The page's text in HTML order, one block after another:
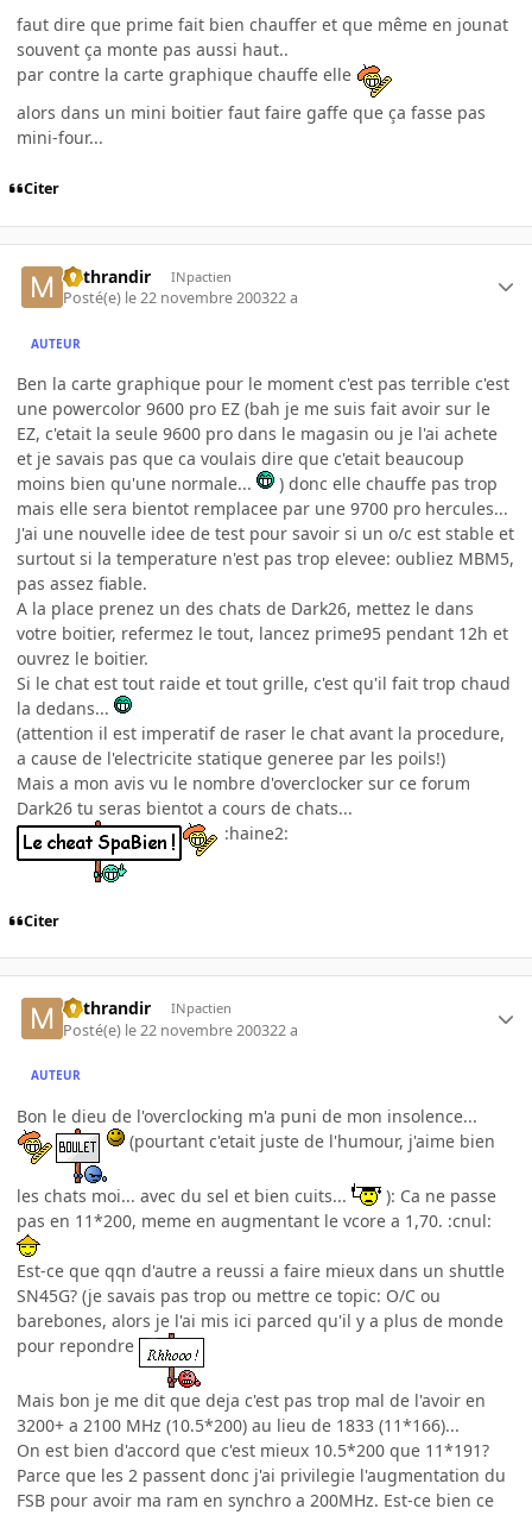
faut dire que prime fait bien chauffer et que même en jounat
souvent ça monte pas aussi haut..
par contre la carte graphique chauffe elle
alors dans un mini boitier faut faire gaffe que ça fasse pas
mini-four...
Citer
Mithrandir INpactien
Posté(e) le 22 novembre 200322 a
AUTEUR
Ben la carte graphique pour le moment c'est pas terrible c'est
une powercolor 9600 pro EZ (bah je me suis fait avoir sur le
EZ, c'etait la seule 9600 pro dans le magasin ou je l'ai achete
et je savais pas que ca voulais dire que c'etait beaucoup
moins bien qu'une normale...
) donc elle chauffe pas trop
mais elle sera bientot remplacee par une 9700 pro hercules...
J'ai une nouvelle idee de test pour savoir si un o/c est stable et
surtout si la temperature n'est pas trop elevee: oubliez MBM5,
pas assez fiable.
A la place prenez un des chats de Dark26, mettez le dans
votre boitier, refermez le tout, lancez prime95 pendant 12h et
ouvrez le boitier.
Si le chat est tout raide et tout grille, c'est qu'il fait trop chaud
la dedans...
(attention il est imperatif de raser le chat avant la procedure,
a cause de l'electricite statique generee par les poils!)
Mais a mon avis vu le nombre d'overclocker sur ce forum
Dark26 tu seras bientot a cours de chats...
:haine2:
Citer
Mithrandir INpactien
Posté(e) le 22 novembre 200322 a
AUTEUR
Bon le dieu de l'overclocking m'a puni de mon insolence...
(pourtant c'etait juste de l'humour, j'aime bien
les chats moi... avec du sel et bien cuits...
): Ca ne passe
pas en 11*200, meme en augmentant le vcore a 1,70. :cnul:
Est-ce que qqn d'autre a reussi a faire mieux dans un shuttle
SN45G? (je savais pas trop ou mettre ce topic: O/C ou
barebones, alors je l'ai mis ici parced qu'il y a plus de monde
pour repondre
Mais bon je me dit que deja c'est pas trop mal de l'avoir en
3200+ a 2100 MHz (10.5*200) au lieu de 1833 (11*166)...
On est bien d'accord que c'est mieux 10.5*200 que 11*191?
Parce que les 2 passent donc j'ai privilegie l'augmentation du
FSB pour avoir ma ram en synchro a 200MHz. Est-ce bien ce